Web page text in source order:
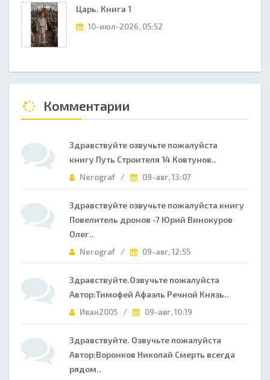
Царь. Книга 1
10-июл-2026, 05:52
Комментарии
Здравствуйте озвучьте пожалуйста
книгу Путь Строителя 14 Ковтунов..
Nerograf / 09-авг, 13:07
Здравствуйте озвучьте пожалуйста книгу
Повелитель дронов -7 Юрий Винокуров
Олег..
Nerograf / 09-авг, 12:55
Здравствуйте.Озвучьте пожалуйста
Автор:Тимофей Афаэль Речной Князь..
Иван2005 / 09-авг, 10:19
Здравствуйте. Озвучьте пожалуйста
Автор:Воронков Николай Смерть всегда
рядом..